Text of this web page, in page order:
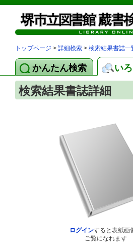
トップページ > 詳細検索 > 検索結果書誌一
かんたん検索 い
検索結果書誌詳細
ログインすると表紙画
ご覧になれます